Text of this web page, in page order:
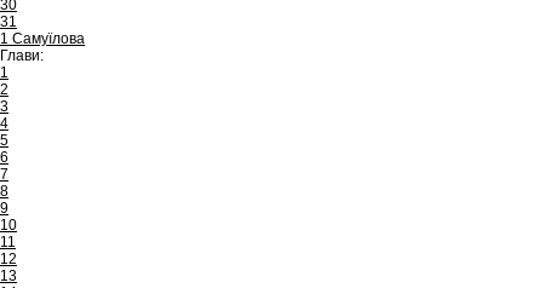
30
31
1 Самуїлова
Глави:
1
2
3
4
5
6
7
8
9
10
11
12
13